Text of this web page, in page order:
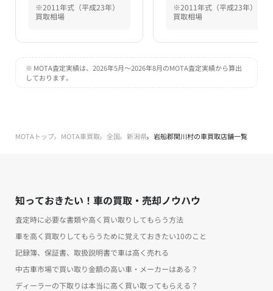
※2011年式（平成23年）
買取相場
※2011年式（平成23年）
買取相場
※ MOTA査定実績は、2026年5月～2026年8月のMOTA査定実績から算出
しております。
MOTAトップ MOTA車買取 全国 新潟県 岩船郡関川村の車買取店舗一覧
知っておきたい！車の買取・売却ノウハウ
査定時に必要な書類や高く買い取りしてもらう方法
車を高く買取りしてもらうために覚えておきたい10のこと
記録簿、保証書、取扱説明書で車は高く売れる
中古車市場で買い取り金額の高い車・メーカーはある？
ディーラーの下取りは本当に高く買い取ってもらえる？